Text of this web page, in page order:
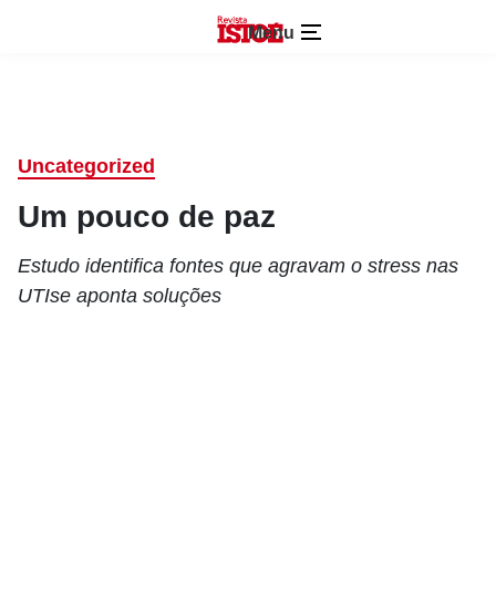
Menu
Uncategorized
Um pouco de paz
Estudo identifica fontes que agravam o stress nas
UTIse aponta soluções